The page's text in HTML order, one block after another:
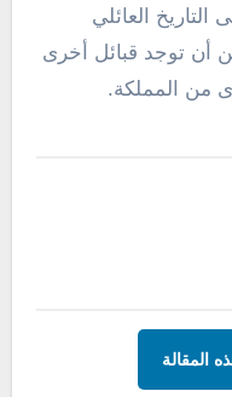
العائلي
أن توجد قبائل أخرى
من المملكة.
المقالة